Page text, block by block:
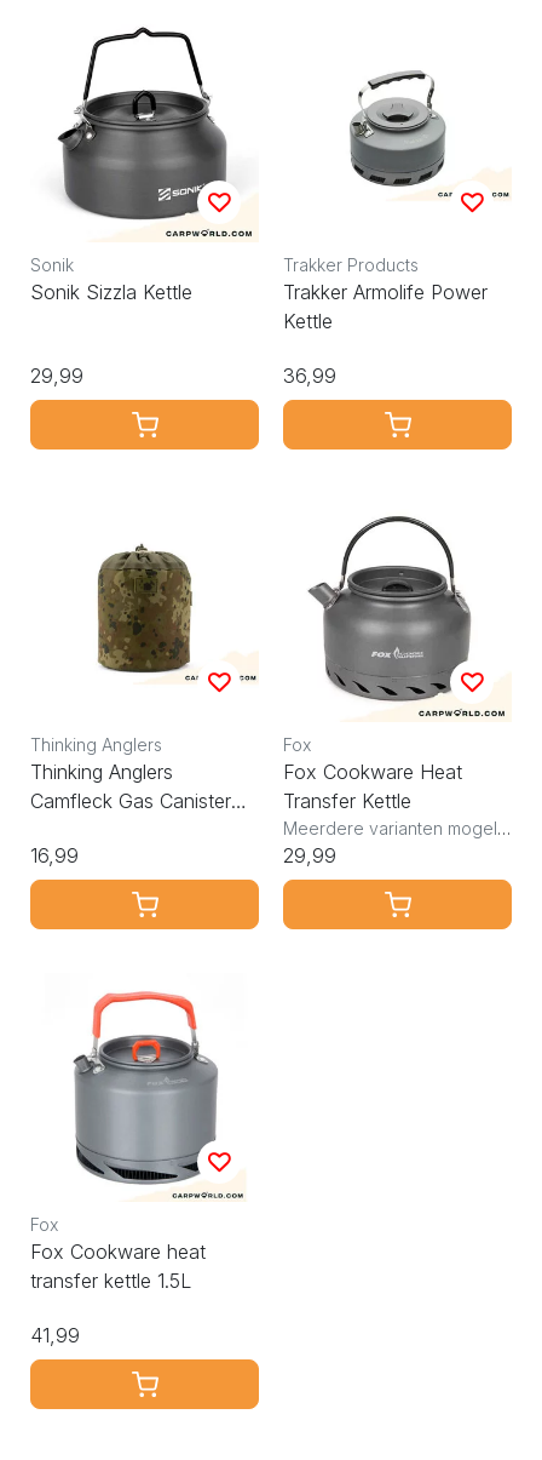
Sonik
Sonik Sizzla Kettle
29,99
Trakker Products
Trakker Armolife Power
Kettle
36,99
Thinking Anglers
Thinking Anglers
Camfleck Gas Canister
16,99
Fox
Fox Cookware Heat
Transfer Kettle
Meerdere varianten mogelijk
29,99
Fox
Fox Cookware heat
transfer kettle 1.5L
41,99